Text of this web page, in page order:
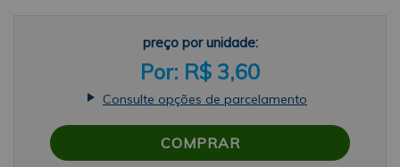
Bandeira: 0540 Verde Musgo/Militar: 0237 Vermelho: 0519
Tons de Amarelo: 0129, 0178, 0503 Tons de Azul: 0260, 0542,
0543, 0545, 0547, 0550, 0558, 0910 Tons de Bege: 0010, 0572,
0573 Tons de Cinza: 0112, 0119, 0226, 0576 Tons de Cru:
Tons de Marrom: 0008, 0188, 0568, 0917 Tons de Rosa: 0312,
0512, 0513, 0811, 0853 Tons de Rose: 0005, 0274, 0812, 0813
preço por unidade:
R$ 3,60
Consulte opções de parcelamento
COMPRAR